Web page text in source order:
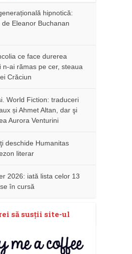
hipnotică:
de Eleanor Buchanan
ce face durerea
n-ai rămas pe cer, steaua
Crăciun
World Fiction: traduceri
și Ahmet Altan, dar şi
Aurora Venturini
deschide Humanitas
literar
2026: iată lista celor 13
în cursă
să susţii site-ul